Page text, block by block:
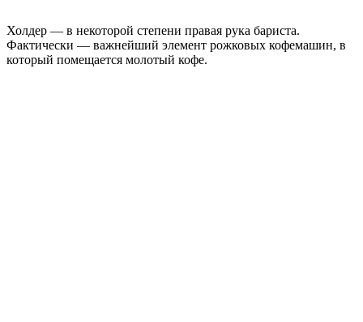
Холдер — в некоторой степени правая рука бариста.
Фактически — важнейший элемент рожковых кофемашин, в
который помещается молотый кофе.